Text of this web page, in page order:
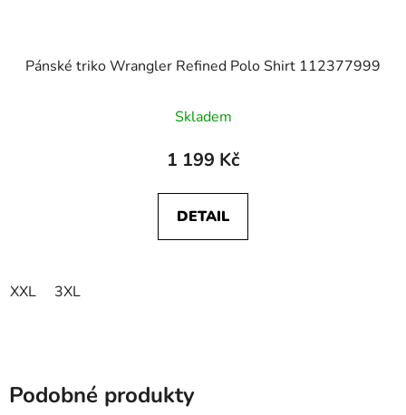
Pánské triko Wrangler Refined Polo Shirt 112377999
Skladem
1 199 Kč
DETAIL
XXL 3XL
Podobné produkty